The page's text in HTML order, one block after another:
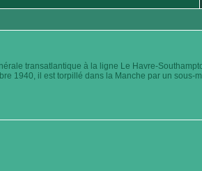
transatlantique à la ligne Le Havre-
1940, il est torpillé dans la Manche par un sous-